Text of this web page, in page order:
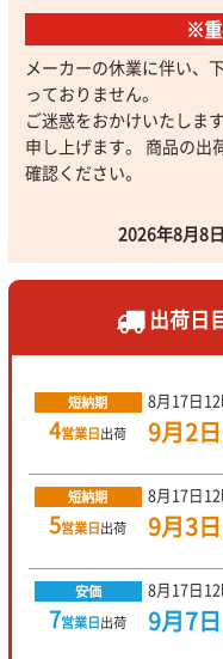
※
メーカーの休業に伴い、
っておりません。
ご迷惑をおかけいたしま
申し上げます。 商品の出
確認ください。
2026年8月8
出荷日
短納期
4営業日出荷
8月17日
9月2日
短納期
5営業日出荷
8月17日
9月3日
安価
7営業日出荷
8月17日
9月7日